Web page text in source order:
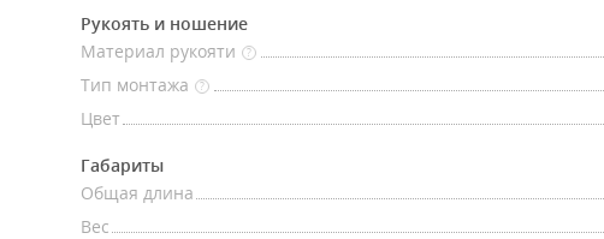
Рукоять и ношение
Материал рукояти
?
Тип монтажа ?
Цвет
Габариты
Общая длина
Вес